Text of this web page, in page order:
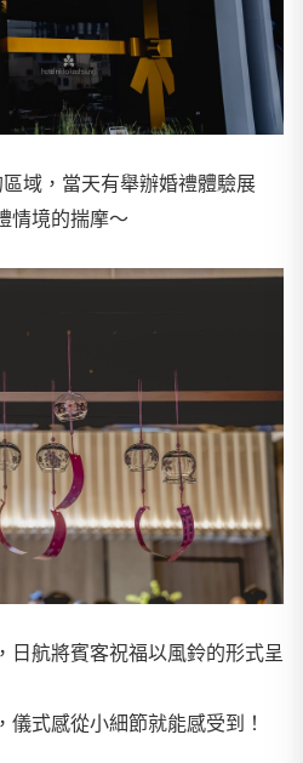
域，當天有舉辦婚禮體驗展
情境的揣摩～
日航將賓客祝福以風鈴的形式呈
式感從小細節就能感受到！